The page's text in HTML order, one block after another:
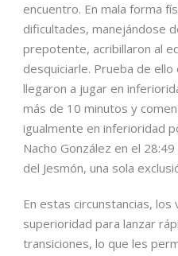
encuentro. En mala forma
dificultades, manejándose
prepotente, acribillaron al
desquiciarle. Prueba de
llegaron a jugar en
más de 10 minutos y
igualmente en inferioridad
Nacho González en el
del Jesmón, una sola
En estas circunstancias,
superioridad para lanzar
transiciones, lo que les